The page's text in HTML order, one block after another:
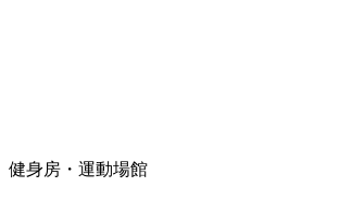
健身房・運動場館